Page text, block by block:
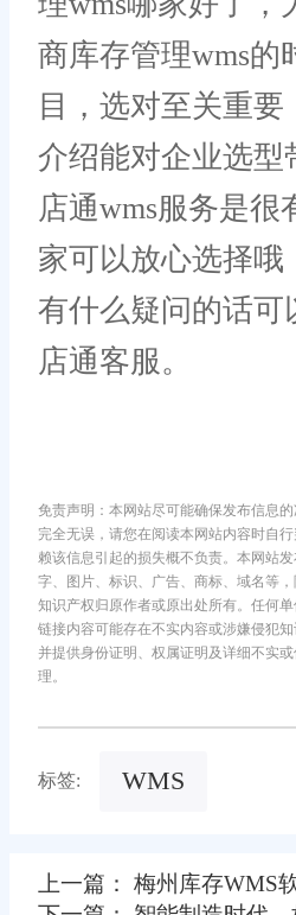
商库存管理wms的
目，选对至关重要
介绍能对企业选型
店通wms服务是很
家可以放心选择哦
有什么疑问的话可
店通客服。
免责声明：本网站尽可能确保发布信息
完全无误，请您在阅读本网站内容时自
赖该信息引起的损失概不负责。本网站
字、图片、标识、广告、商标、域名等
知识产权归原作者或原出处所有。任何
链接内容可能存在不实内容或涉嫌侵犯
并提供身份证明、权属证明及详细不实
理。
标签: WMS
上一篇： 梅州库存WMS